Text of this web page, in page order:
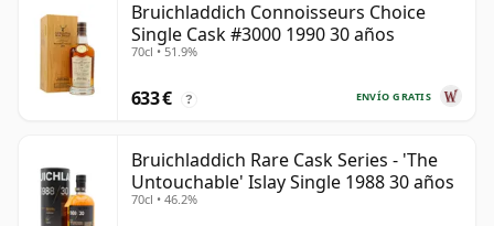
Bruichladdich Connoisseurs Choice
Single Cask #3000 1990 30 años
70cl • 51.9%
ENVÍO GRATIS
633 € ?
Bruichladdich Rare Cask Series - 'The
Untouchable' Islay Single 1988 30 años
70cl • 46.2%